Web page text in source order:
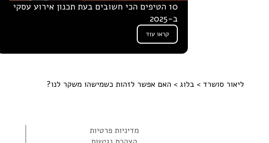
10 הטיפים הכי חשובים בעת תכנון אירוע עסקי
ב-2025
קראו עוד
ליאור סושרד > בלוג > האם אפשר לזהות כשמישהו משקר לנו?
מדיניות פרטיות